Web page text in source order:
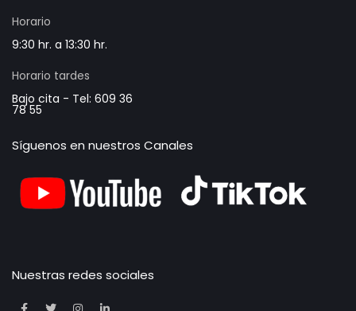
Horario
9:30 hr. a 13:30 hr.
Horario tardes
Bajo cita - Tel: 609 36
78 55
Síguenos en nuestros Canales
Nuestras redes sociales